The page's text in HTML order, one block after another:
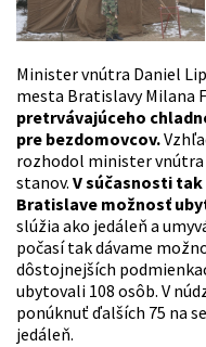
Minister vnútra Daniel
mesta Bratislavy Milana
pretrvávajúceho
pre bezdomovcov.
rozhodol minister vnútra
stanov. V súčasnosti
Bratislave možnosť
slúžia ako jedáleň a
počasí tak dávame
dôstojnejších
ubytovali 108 osôb. V
ponúknuť ďalších 75 na
jedáleň.